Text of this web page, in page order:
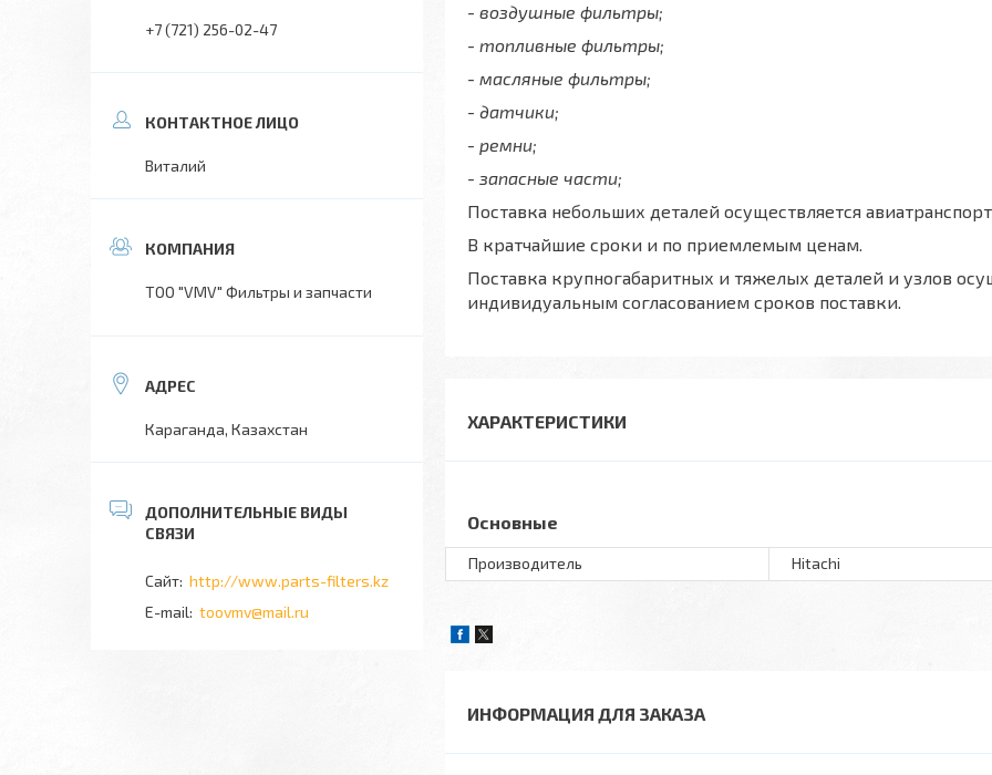
- воздушные фильтры;
- топливные фильтры;
- масляные фильтры;
- датчики;
- ремни;
- запасные части;
Поставка небольших деталей осуществляется
В кратчайшие сроки и по приемлемым ценам.
Поставка крупногабаритных и тяжелых деталей и узлов
индивидуальным согласованием сроков поставки.
ХАРАКТЕРИСТИКИ
Основные
Производитель Hitachi
ИНФОРМАЦИЯ ДЛЯ ЗАКАЗА
+7 (721) 256-02-47
Виталий
ТОО "VMV" Фильтры и запчасти
Караганда, Казахстан
http://www.parts-filters.kz
toovmv@mail.ru